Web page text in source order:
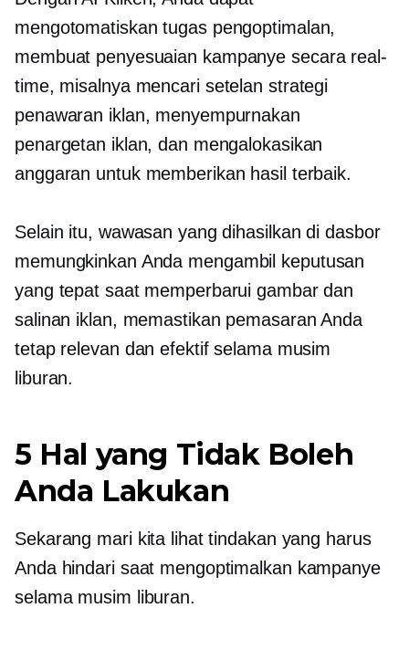
mengotomatiskan tugas pengoptimalan,
membuat penyesuaian kampanye secara real-
time, misalnya mencari setelan strategi
penawaran iklan, menyempurnakan
penargetan iklan, dan mengalokasikan
anggaran untuk memberikan hasil terbaik.
Selain itu, wawasan yang dihasilkan di dasbor
memungkinkan Anda mengambil keputusan
yang tepat saat memperbarui gambar dan
salinan iklan, memastikan pemasaran Anda
tetap relevan dan efektif selama musim
liburan.
5 Hal yang Tidak Boleh
Anda Lakukan
Sekarang mari kita lihat tindakan yang harus
Anda hindari saat mengoptimalkan kampanye
selama musim liburan.